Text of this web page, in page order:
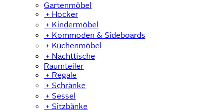
Gartenmöbel
﹢ Hocker
﹢ Kindermöbel
﹢ Kommoden & Sideboards
﹢ Küchenmöbel
﹢ Nachttische
Raumteiler
﹢ Regale
﹢ Schränke
﹢ Sessel
﹢ Sitzbänke